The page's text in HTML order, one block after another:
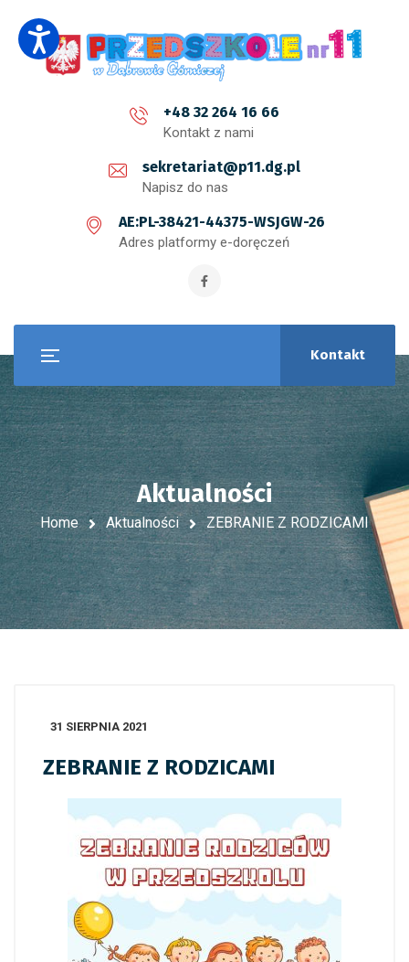
+48 32 264 16 66
Kontakt z nami
sekretariat@p11.dg.pl
Napisz do nas
AE:PL-38421-44375-WSJGW-26
Adres platformy e-doręczeń
Kontakt
Aktualności
Home Aktualności ZEBRANIE Z RODZICAMI
31 SIERPNIA 2021
ZEBRANIE Z RODZICAMI